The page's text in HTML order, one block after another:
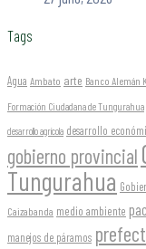
Tags
Agua Ambato arte Banco Alemán
Formación Ciudadana de Tungurahua
desarrollo agrícola desarrollo
gobierno provincial
Tungurahua
Caizabanda medio ambiente
manejos de páramos